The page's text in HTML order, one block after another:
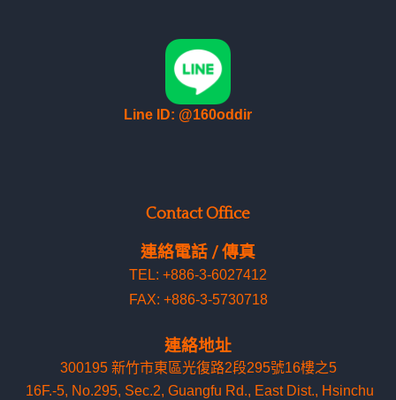
Line ID: @160oddir
Contact Office
連絡電話 / 傳真
TEL: +886-3-6027412
FAX: +886-3-5730718
連絡地址
300195 新竹市東區光復路2段295號16樓之5
16F.-5, No.295, Sec.2, Guangfu Rd., East Dist., Hsinchu